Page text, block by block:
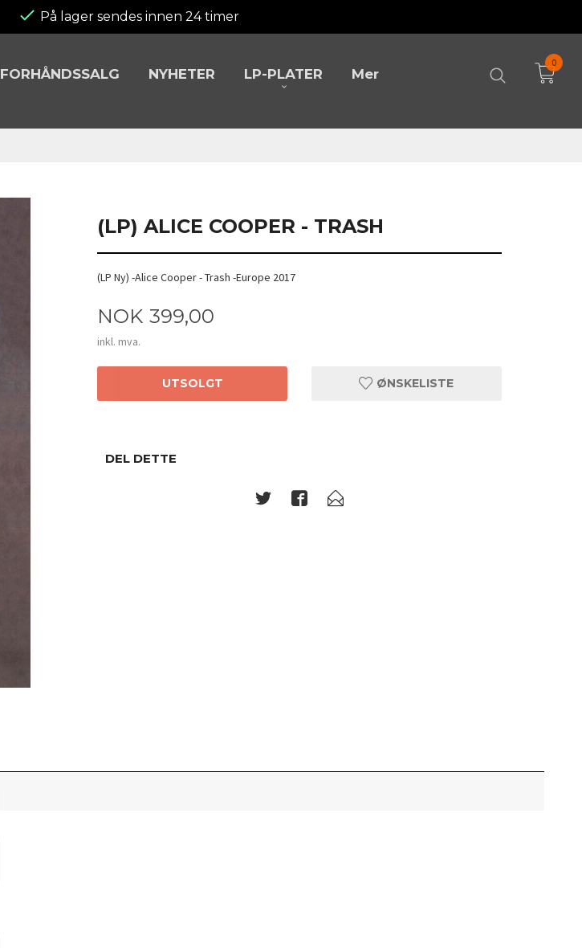
På lager sendes innen 24 timer
FORHÅNDSSALG NYHETER LP-PLATER Mer
0
(LP) ALICE COOPER - TRASH
(LP Ny) -Alice Cooper - Trash -Europe 2017
Pris
NOK 399,00
inkl. mva.
UTSOLGT ØNSKELISTE
DEL DETTE